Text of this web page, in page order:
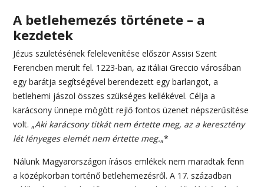
A betlehemezés története – a
kezdetek
Jézus születésének felelevenítése először Assisi Szent
Ferencben merült fel. 1223-ban, az itáliai Greccio városában
egy barátja segítségével berendezett egy barlangot, a
betlehemi jászol összes szükséges kellékével. Célja a
karácsony ünnepe mögött rejlő fontos üzenet népszerűsítése
volt. „Aki karácsony titkát nem értette meg, az a keresztény
lét lényeges elemét nem értette meg.„*
Nálunk Magyarországon írásos emlékek nem maradtak fenn
a középkorban történő betlehemezésről. A 17. században